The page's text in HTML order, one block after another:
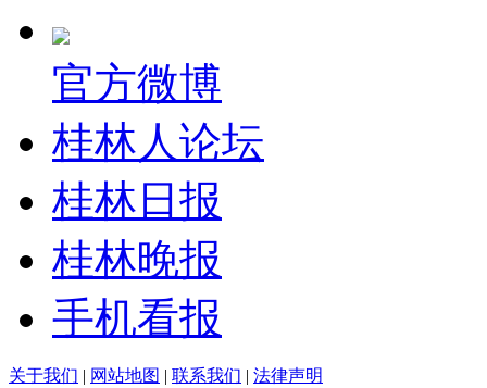
官方微博
桂林人论坛
桂林日报
桂林晚报
手机看报
关于我们 | 网站地图 | 联系我们 | 法律声明